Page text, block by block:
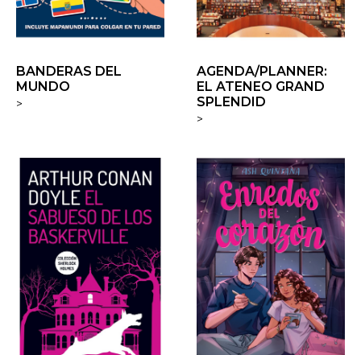
BANDERAS DEL
MUNDO
>
AGENDA/PLANNER:
EL ATENEO GRAND
SPLENDID
>